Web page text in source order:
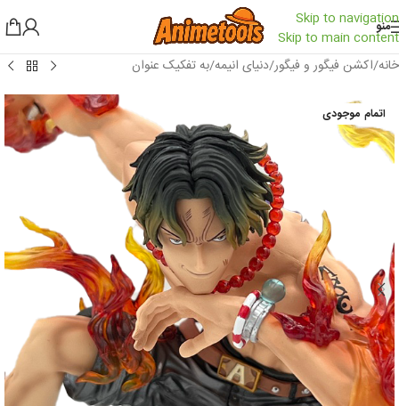
Skip to navigation
Skip to main content
منو
خانه/اکشن فیگور و فیگور/دنیای انیمه/به تفکیک عنوان
اتمام موجودی